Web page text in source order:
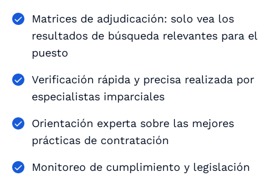
Matrices de adjudicación: solo vea los
resultados de búsqueda relevantes para el
puesto
Verificación rápida y precisa realizada por
especialistas imparciales
Orientación experta sobre las mejores
prácticas de contratación
Monitoreo de cumplimiento y legislación